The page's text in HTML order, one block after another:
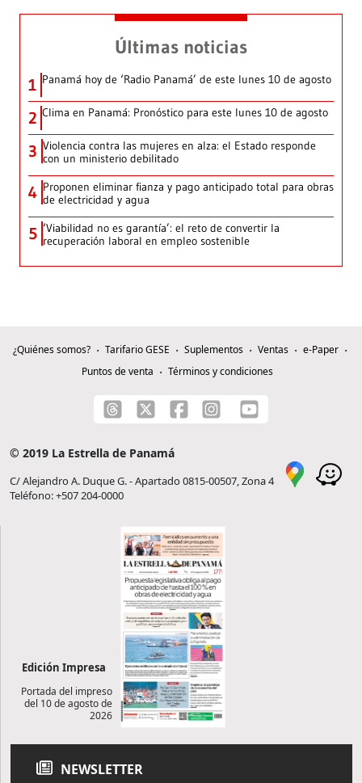
Últimas noticias
1 Panamá hoy de ‘Radio Panamá’ de este lunes 10 de agosto
2 Clima en Panamá: Pronóstico para este lunes 10 de agosto
3 Violencia contra las mujeres en alza: el Estado responde
con un ministerio debilitado
4 Proponen eliminar fianza y pago anticipado total para obras
de electricidad y agua
5 ‘Viabilidad no es garantía’: el reto de convertir la
recuperación laboral en empleo sostenible
¿Quiénes somos? Tarifario GESE Suplementos Ventas
e-Paper
Puntos de venta
Términos y condiciones
© 2019 La Estrella de Panamá
C/ Alejandro A. Duque G. - Apartado 0815-00507, Zona 4
Teléfono: +507 204-0000
Edición Impresa
Portada del impreso
del 10 de agosto de
2026
NEWSLETTER